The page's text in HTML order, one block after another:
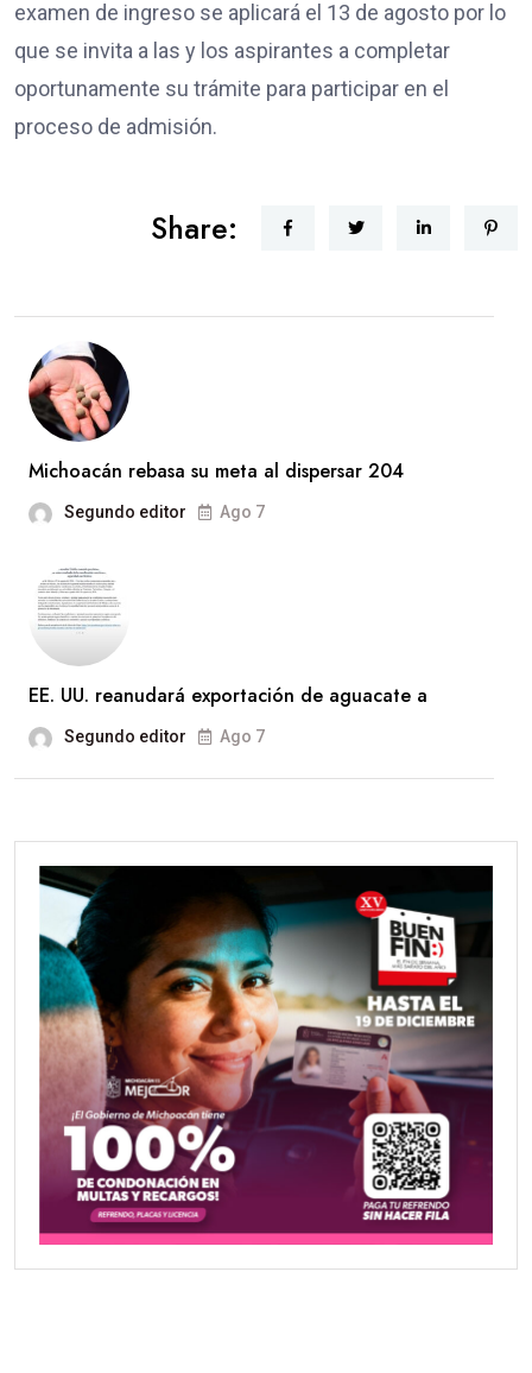
examen de ingreso se aplicará el 13 de agosto por lo
que se invita a las y los aspirantes a completar
oportunamente su trámite para participar en el
proceso de admisión.
Share:
Michoacán rebasa su meta al dispersar 204
Segundo editor Ago 7
EE. UU. reanudará exportación de aguacate a
Segundo editor Ago 7